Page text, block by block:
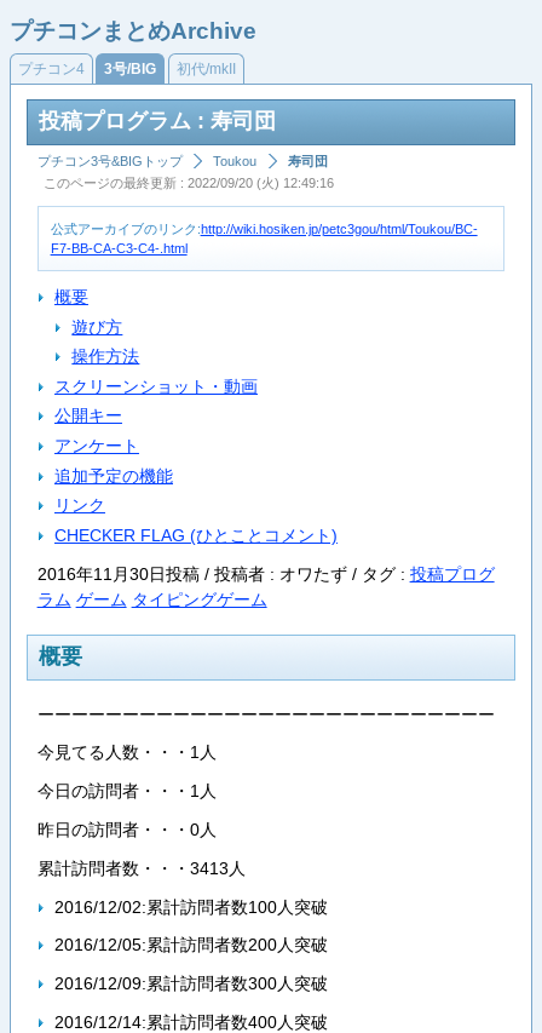
プチコンまとめArchive
プチコン4 3号/BIG 初代/mkII
投稿プログラム : 寿司団
プチコン3号&BIGトップ Toukou
寿司団
このページの最終更新 : 2022/09/20 (火) 12:49:16
公式アーカイブのリンク:http://wiki.hosiken.jp/petc3gou/html/Toukou/BC-
F7-BB-CA-C3-C4-.html
概要
遊び方
操作方法
スクリーンショット・動画
公開キー
アンケート
追加予定の機能
リンク
CHECKER FLAG (ひとことコメント)
2016年11月30日投稿 / 投稿者 : オワたず / タグ : 投稿プログ
ラム ゲーム タイピングゲーム
概要
ーーーーーーーーーーーーーーーーーーーーーーーーーーー
今見てる人数・・・1人
今日の訪問者・・・1人
昨日の訪問者・・・0人
累計訪問者数・・・3413人
2016/12/02:累計訪問者数100人突破
2016/12/05:累計訪問者数200人突破
2016/12/09:累計訪問者数300人突破
2016/12/14:累計訪問者数400人突破